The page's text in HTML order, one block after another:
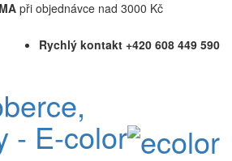
při objednávce nad 3000 Kč
Rychlý kontakt +420 608 449 590
- E-color